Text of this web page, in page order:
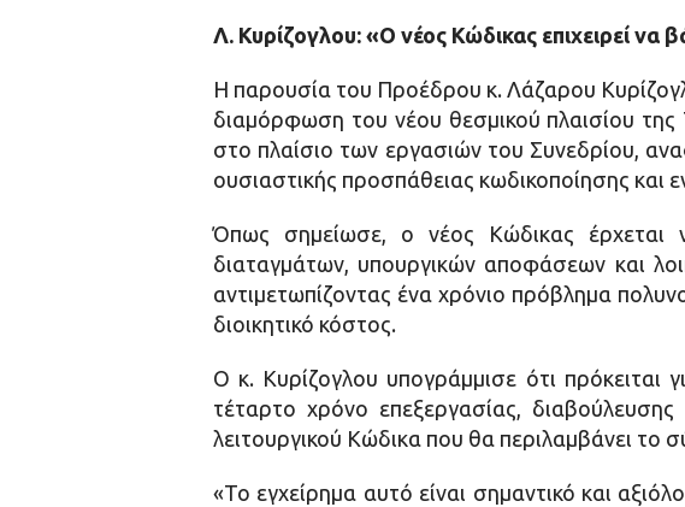
Λ. Κυρίζογλου: «Ο νέος Κώδικας επιχειρεί να
Η παρουσία του Προέδρου κ. Λάζαρου
διαμόρφωση του νέου θεσμικού πλαισίου
στο πλαίσιο των εργασιών του Συνεδρίου,
ουσιαστικής προσπάθειας κωδικοποίησης και
Όπως σημείωσε, ο νέος Κώδικας έρχεται
διαταγμάτων, υπουργικών αποφάσεων και
αντιμετωπίζοντας ένα χρόνιο πρόβλημα
διοικητικό κόστος.
Ο κ. Κυρίζογλου υπογράμμισε ότι πρόκειται
τέταρτο χρόνο επεξεργασίας,
λειτουργικού Κώδικα που θα περιλαμβάνει
«Το εγχείρημα αυτό είναι σημαντικό και